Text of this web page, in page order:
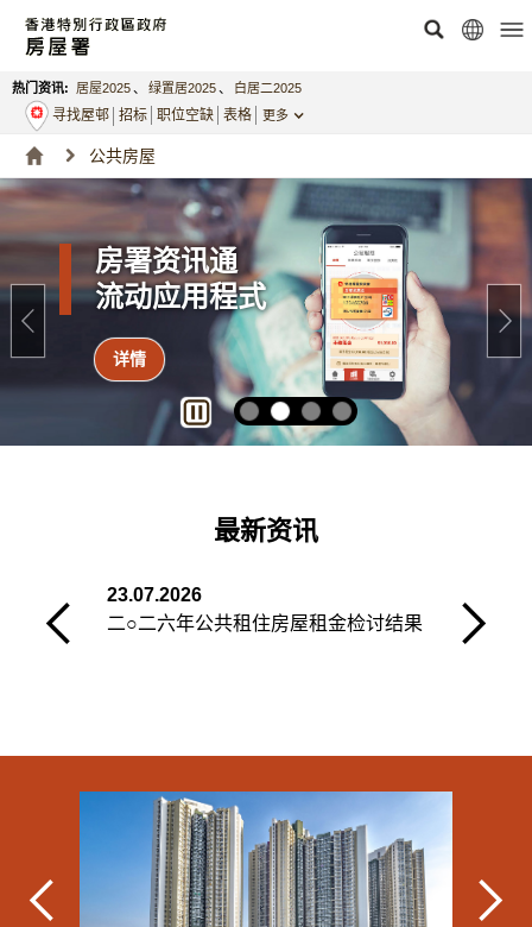
热门资讯: 居屋2025、 绿置居2025、 白居二2025
寻找屋邨 招标 职位空缺 表格 更多
公共房屋
房署资讯通
流动应用程式
详情
最新资讯
23.07.2026
​二○二六年公共租住房屋租金检讨结果